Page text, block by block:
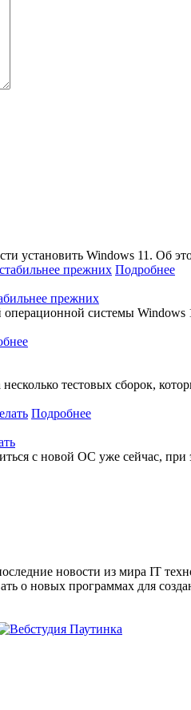
установить Windows 11. Об
Подробнее
прежних
системы Windows
тестовых сборок,
Подробнее
с новой ОС уже сейчас,
новости из мира IT
о новых программах для